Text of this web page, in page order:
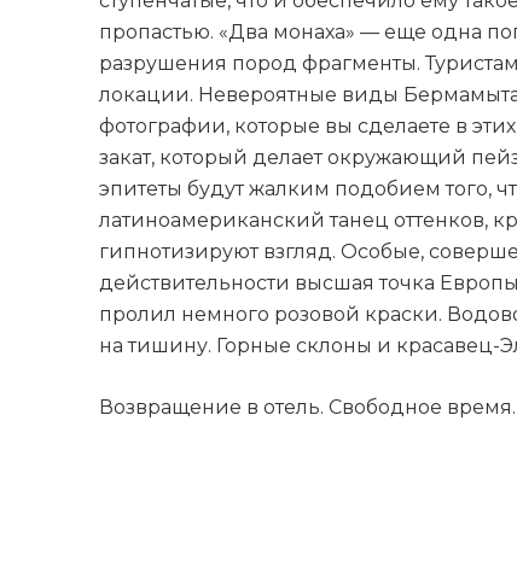
пропастью. «Два монаха» — еще одна
разрушения пород фрагменты.
локации. Невероятные виды
фотографии, которые вы сделаете в
закат, который делает окружающий
эпитеты будут жалким подобием того,
латиноамериканский танец оттенков,
гипнотизируют взгляд. Особые,
действительности высшая точка
пролил немного розовой краски.
на тишину. Горные склоны и красавец-
Возвращение в отель. Свободное